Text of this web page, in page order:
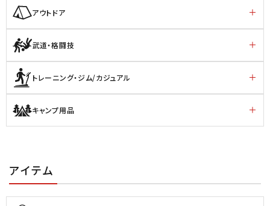
アウトドア
武道・格闘技
トレーニング・ジム/カジュアル
キャンプ用品
アイテム